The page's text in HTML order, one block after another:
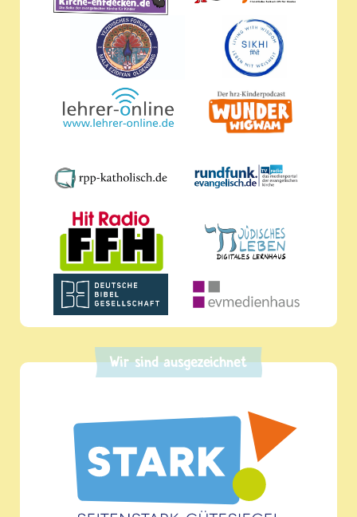
Wir sind ausgezeichnet